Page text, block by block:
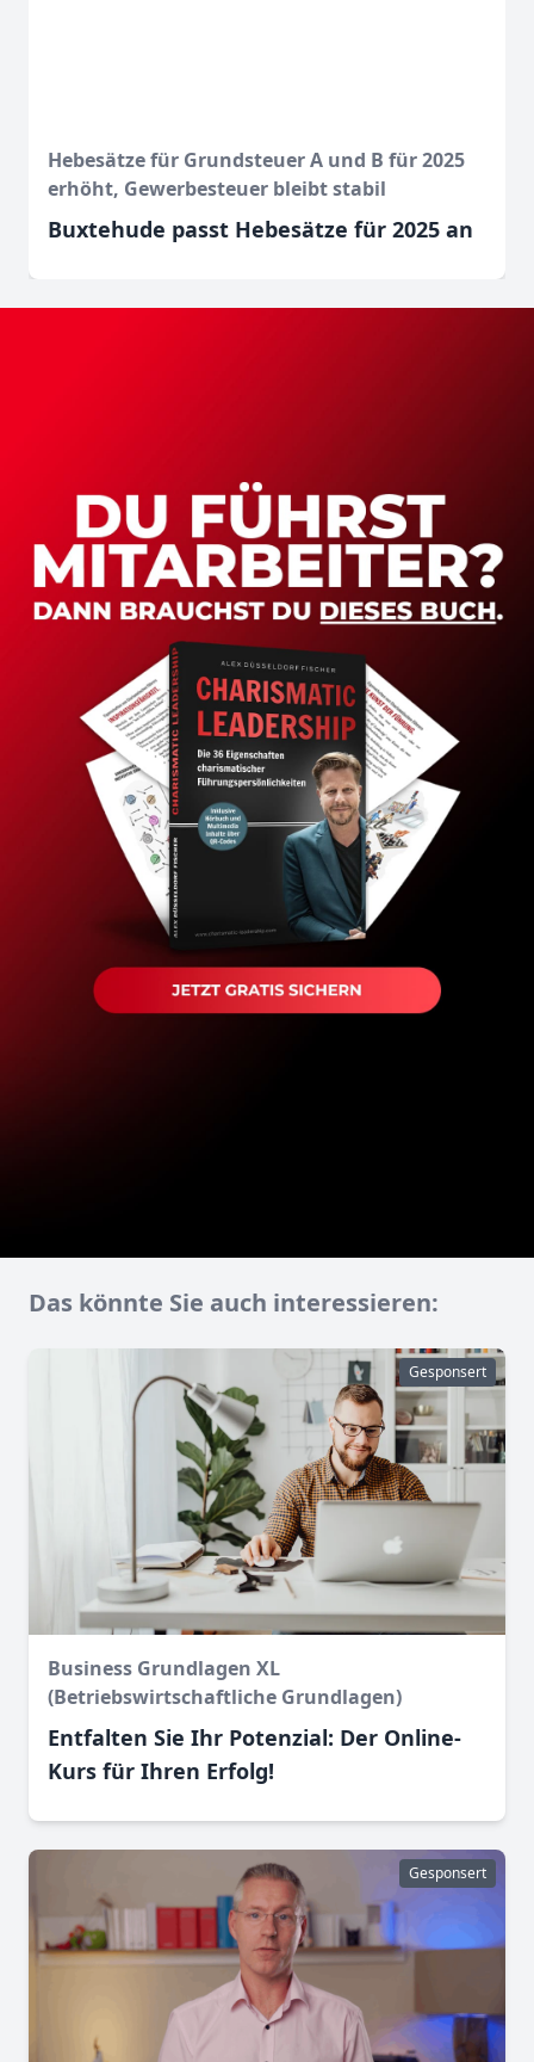
Hebesätze für Grundsteuer A und B für 2025
erhöht, Gewerbesteuer bleibt stabil
Buxtehude passt Hebesätze für 2025 an
Das könnte Sie auch interessieren:
Gesponsert
Business Grundlagen XL
(Betriebswirtschaftliche Grundlagen)
Entfalten Sie Ihr Potenzial: Der Online-
Kurs für Ihren Erfolg!
Gesponsert